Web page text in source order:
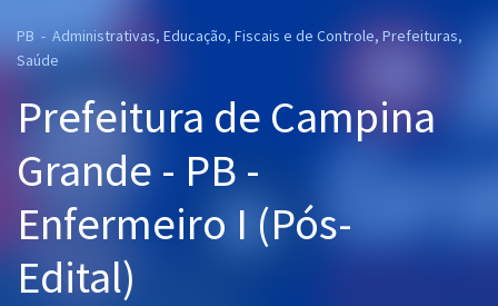
Assinatura Ilimitada
Graduação
OAB
Mentorias
PB - Administrativas, Educação, Fiscais e de Controle, Prefeituras,
Saúde
Prefeitura de Campina
Grande - PB -
Enfermeiro I (Pós-
Edital)